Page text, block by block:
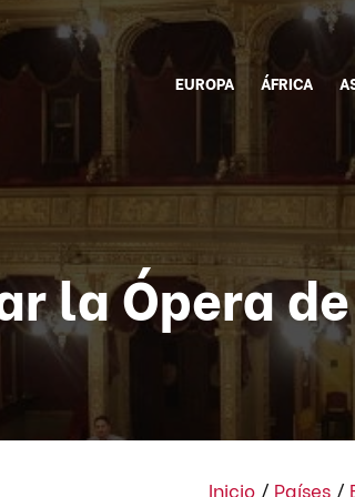
EUROPA ÁFRICA
la Ópera
Inicio / Países /